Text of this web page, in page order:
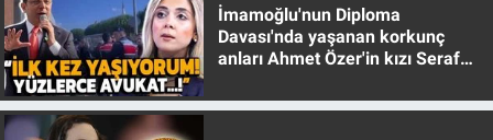
İmamoğlu'nun Diploma
Davası'nda yaşanan korkunç
anları Ahmet Özer'in kızı Seraf